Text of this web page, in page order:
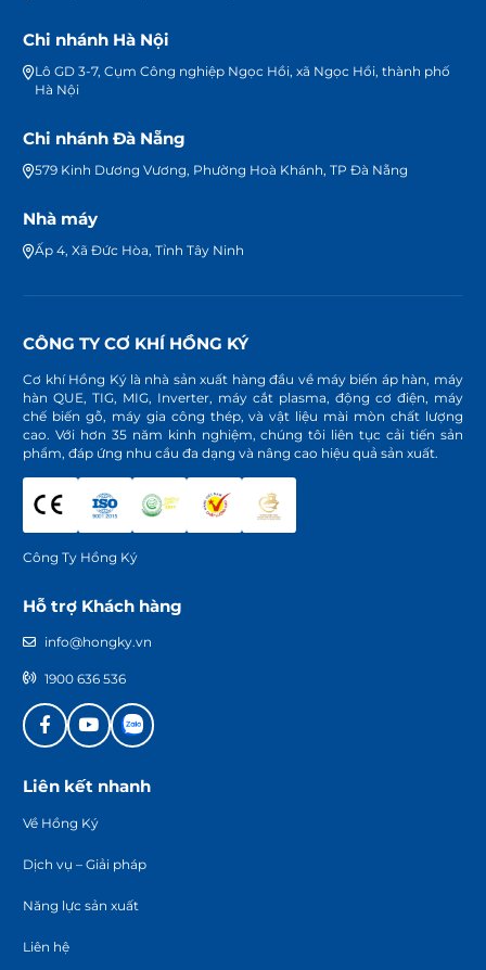
Chi nhánh Hà Nội
Lô GD 3-7, Cụm Công nghiệp Ngọc Hồi, xã Ngọc Hồi, thành phố
Hà Nội
Chi nhánh Đà Nẵng
579 Kinh Dương Vương, Phường Hoà Khánh, TP Đà Nẵng
Nhà máy
Ấp 4, Xã Đức Hòa, Tỉnh Tây Ninh
CÔNG TY CƠ KHÍ HỒNG KÝ
Cơ khí Hồng Ký là nhà sản xuất hàng đầu về máy biến áp hàn, máy
hàn QUE, TIG, MIG, Inverter, máy cắt plasma, động cơ điện, máy
chế biến gỗ, máy gia công thép, và vật liệu mài mòn chất lượng
cao. Với hơn 35 năm kinh nghiệm, chúng tôi liên tục cải tiến sản
phẩm, đáp ứng nhu cầu đa dạng và nâng cao hiệu quả sản xuất.
Công Ty Hồng Ký
Hỗ trợ Khách hàng
info@hongky.vn
1900 636 536
Liên kết nhanh
Về Hồng Ký
Dịch vụ – Giải pháp
Năng lực sản xuất
Liên hệ